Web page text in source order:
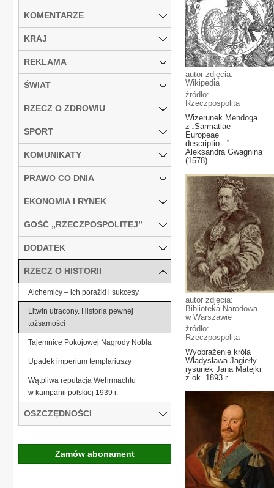
autor zdjęcia:
Wikipedia
źródło:
Rzeczpospolita
Wizerunek Mendoga
z „Sarmatiae
Europeae
descriptio...”
Aleksandra Gwagnina
(1578)
autor zdjęcia:
Biblioteka Narodowa
w Warszawie
źródło:
Rzeczpospolita
Wyobrażenie króla
Władysława Jagiełły –
rysunek Jana Matejki
z ok. 1893 r.
KOMENTARZE
KRAJ
REKLAMA
ŚWIAT
RZECZ O ZDROWIU
SPORT
KOMUNIKATY
PRAWO CO DNIA
EKONOMIA I RYNEK
GOŚĆ „RZECZPOSPOLITEJ”
DODATEK
RZECZ O HISTORII
Alchemicy – ich porażki i sukcesy
Litwin utracony. Historia pewnej
tożsamości
Tajemnice Pokojowej Nagrody Nobla
Upadek imperium templariuszy
Wątpliwa reputacja Wehrmachtu
w kampanii polskiej 1939 r.
OSZCZĘDNOŚCI
Zamów abonament